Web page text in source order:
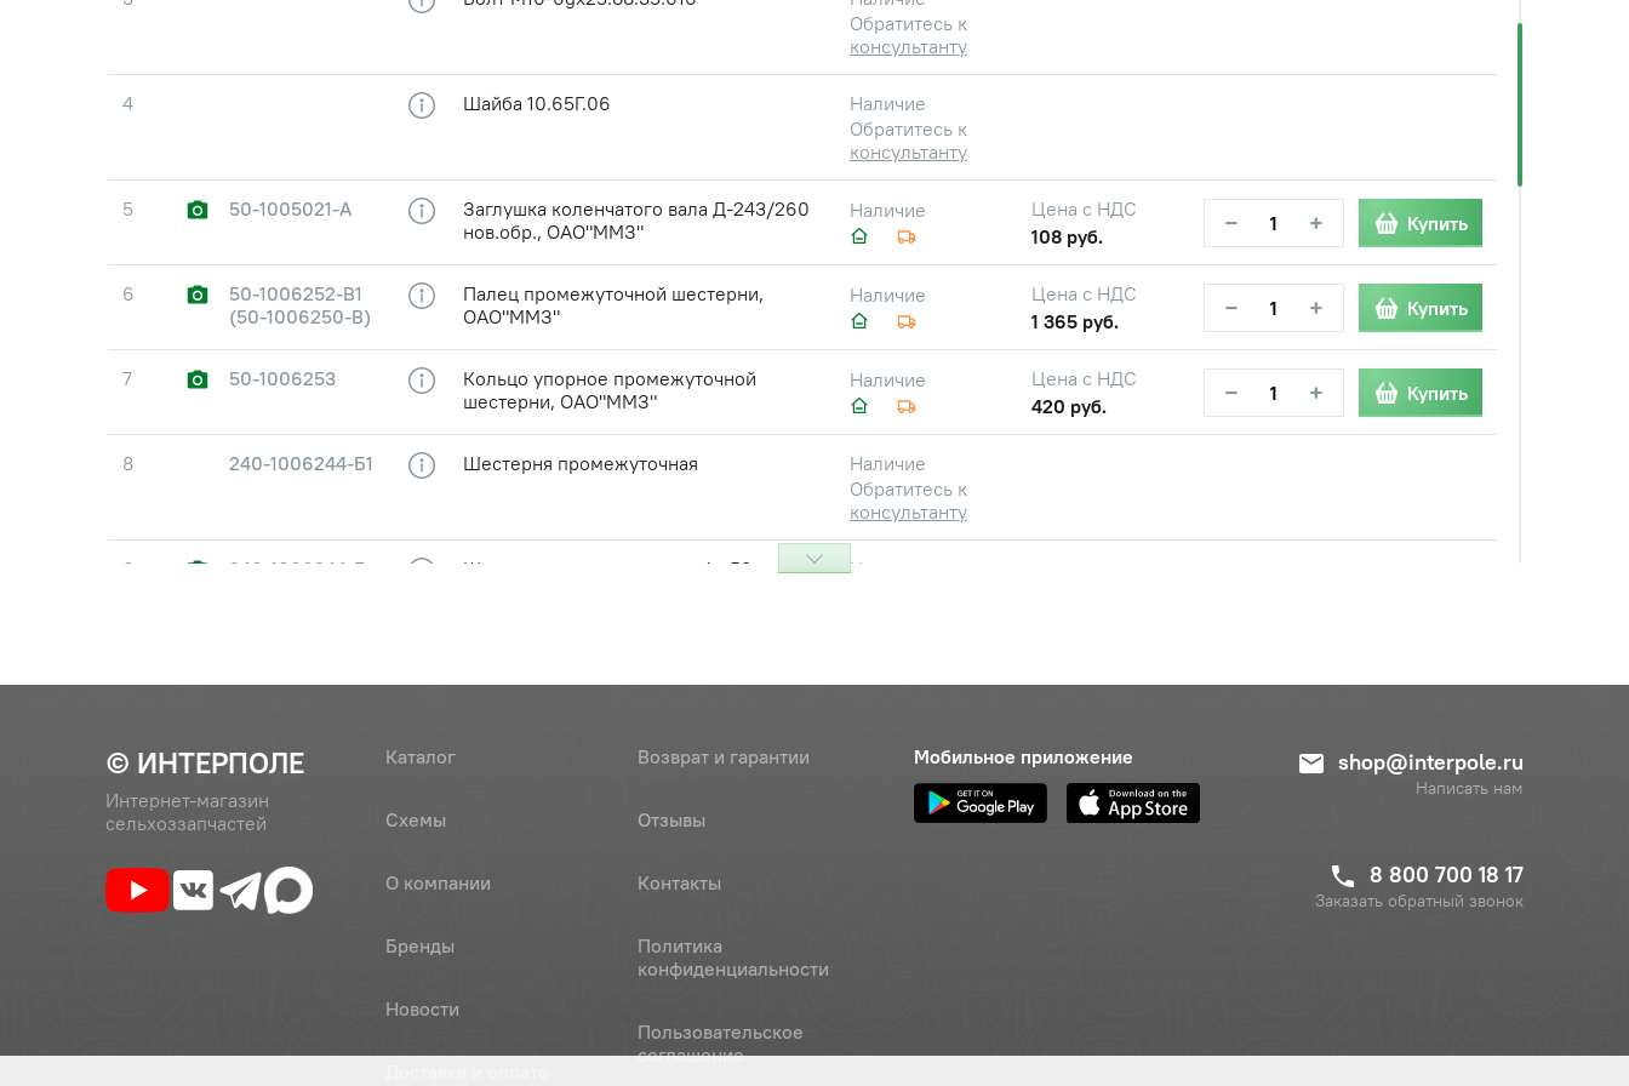
Обратитесь к
консультанту
4 Шайба 10.65Г.06
Наличие
Обратитесь к
консультанту
5 50-1005021-А
Заглушка коленчатого вала Д-243/260
нов.обр., ОАО"ММЗ"
Наличие
Цена с НДС
108 руб.
− + Купить
6
50-1006252-В1
(50-1006250-В)
Палец промежуточной шестерни,
ОАО"ММЗ"
Наличие
Цена с НДС
1 365 руб.
− + Купить
7 50-1006253
Кольцо упорное промежуточной
шестерни, ОАО"ММЗ"
Наличие
Цена с НДС
420 руб.
− + Купить
8 240-1006244-Б1 Шестерня промежуточная
Наличие
Обратитесь к
консультанту
8
240-1006244-Б
Шестерня промежуточная (z=53, угол
Наличие
10 50-1006254 Наличие
Цена с НДС
250 руб.
Купить
11
© ИНТЕРПОЛЕ
Интернет-магазин
сельхоззапчастей
Каталог
Схемы
О компании
Бренды
Новости
Возврат и гарантии
Отзывы
Контакты
Политика
конфиденциальности
Пользовательское
соглашение
Мобильное приложение shop@interpole.ru
Написать нам
8 800 700 18 17
Заказать обратный звонок